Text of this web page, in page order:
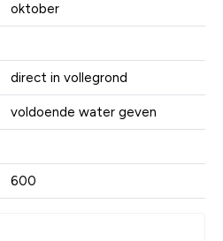
oktober
direct in vollegrond
voldoende water geven
600